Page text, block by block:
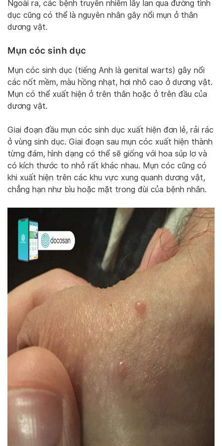
Ngoài ra, các bệnh truyền nhiễm lây lan qua đường tình
dục cũng có thể là nguyên nhân gây nổi mụn ở thân
dương vật.
Mụn cóc sinh dục
Mụn cóc sinh dục (tiếng Anh là genital warts) gây nổi
các nốt mềm, màu hồng nhạt, hơi nhô cao ở dương vật.
Mụn có thể xuất hiện ở trên thân hoặc ở trên đầu của
dương vật.
Giai đoạn đầu mụn cóc sinh dục xuất hiện đơn lẻ, rải rác
ở vùng sinh dục. Giai đoạn sau mụn cóc xuất hiện thành
từng đám, hình dạng có thể sẽ giống với hoa súp lơ và
có kích thước to nhỏ rất khác nhau. Mụn cóc cũng có
khi xuất hiện trên các khu vực xung quanh dương vật,
chẳng hạn như bìu hoặc mặt trong đùi của bệnh nhân.